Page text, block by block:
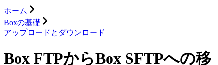
ホーム
Boxの基礎
アップロードとダウンロード
Box FTPからBox SFTPへの移